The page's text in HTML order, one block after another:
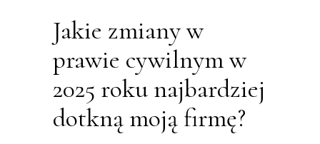
Jakie zmiany w
prawie cywilnym w
2025 roku najbardziej
dotkną moją firmę?